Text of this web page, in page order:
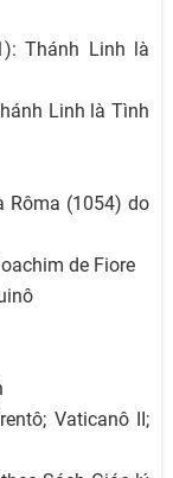
Thánh Linh là
Linh là Tình
Rôma (1054) do
de Fiore
Vaticanô II;